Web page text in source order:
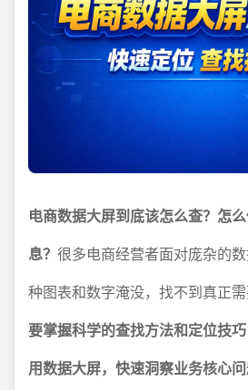
电商数据大屏到底该怎么查？怎
息？ 很多电商经营者面对庞杂的
种图表和数字淹没，找不到真正需
要掌握科学的查找方法和定位技
用数据大屏，快速洞察业务核心